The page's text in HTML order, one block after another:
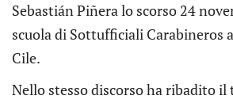
Sebastián Piñera lo scorso 24
scuola di Sottufficiali Carabineros
Cile.
Nello stesso discorso ha ribadito il